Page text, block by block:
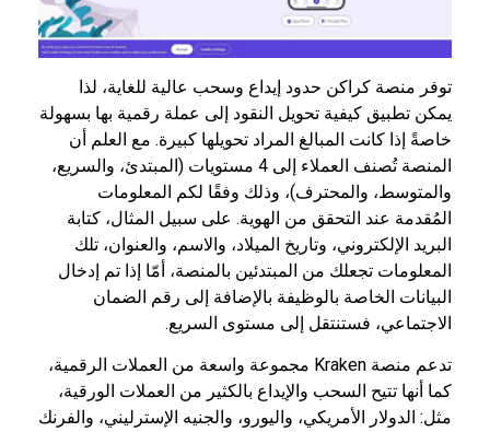
توفر منصة كراكن حدود إيداع وسحب عالية للغاية، لذا
يمكن تطبيق كيفية تحويل النقود إلى عملة رقمية بها بسهولة
خاصةً إذا كانت المبالغ المراد تحويلها كبيرة. مع العلم أن
المنصة تُصنف العملاء إلى 4 مستويات (المبتدئ، والسريع،
والمتوسط، والمحترف)، وذلك وفقًا لكم المعلومات
المُقدمة عند التحقق من الهوية. على سبيل المثال، كتابة
البريد الإلكتروني، وتاريخ الميلاد، والاسم، والعنوان، تلك
المعلومات تجعلك من المبتدئين بالمنصة، أمّا إذا تم إدخال
البيانات الخاصة بالوظيفة بالإضافة إلى رقم الضمان
الاجتماعي، فستنتقل إلى مستوى السريع.
تدعم منصة Kraken مجموعة واسعة من العملات الرقمية،
كما أنها تتيح السحب والإيداع بالكثير من العملات الورقية،
مثل: الدولار الأمريكي، واليورو، والجنيه الإسترليني، والفرنك